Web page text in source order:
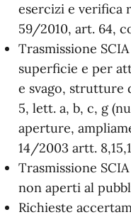
esercizi e verifica
59/2010, art. 64,
Trasmissione
superficie e per
e svago, strutture
5, lett. a, b, c, g
aperture,
14/2003 artt.
Trasmissione
non aperti al
Richieste